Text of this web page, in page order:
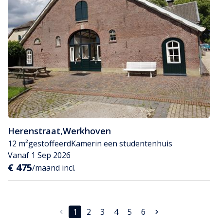
Herenstraat,Werkhoven
12 m²gestoffeerdKamerin een studentenhuis
Vanaf 1 Sep 2026
€ 475/maand incl.
1 2 3 4 5 6